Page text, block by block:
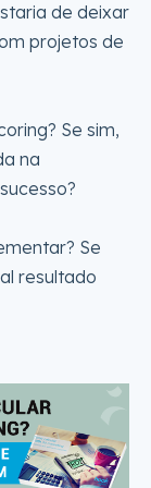
de deixar
projetos de
Se sim,
na
Se
resultado